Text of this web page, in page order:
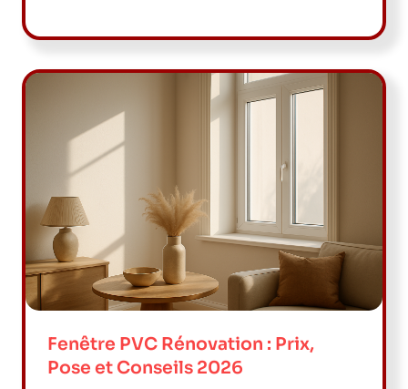
Fenêtre PVC Rénovation : Prix,
Pose et Conseils 2026